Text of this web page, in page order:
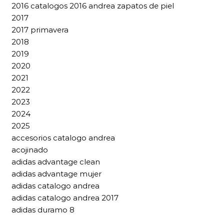
2016 catalogos 2016 andrea zapatos de piel
2017
2017 primavera
2018
2019
2020
2021
2022
2023
2024
2025
accesorios catalogo andrea
acojinado
adidas advantage clean
adidas advantage mujer
adidas catalogo andrea
adidas catalogo andrea 2017
adidas duramo 8